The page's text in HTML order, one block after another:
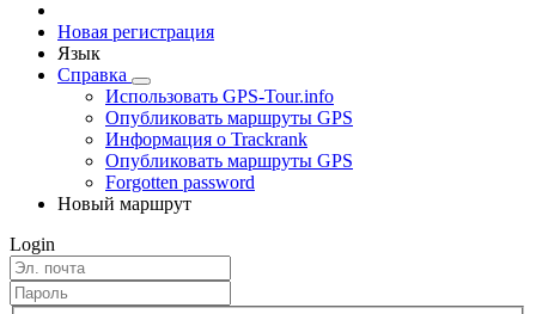
Новая регистрация
Язык
Справка
Использовать GPS-Tour.info
Опубликовать маршруты GPS
Информация о Trackrank
Опубликовать маршруты GPS
Forgotten password
Новый маршрут
Login